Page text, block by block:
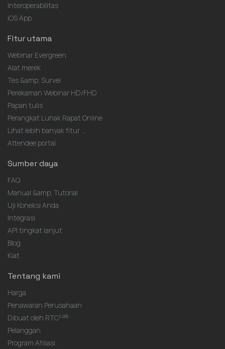
Interoperabilitas
iOS App
Fitur utama
Webinar Evergreen
Alat merek
Tes &amp; Survei
Perekaman Webinar HD/FHD
Papan tulis
Perangkat Lunak Rapat Online
Lihat lebih banyak fitur ...
Attendee portal
Sumber daya
FAQ
Manual &amp; Tutorial
Uji Koneksi Anda
Integrasi
API tingkat lanjut
Blog
Kiat
Tentang kami
Harga
Penawaran Perusahaan
Dibuat oleh RTCLab
Pelanggan
Program Afiliasi